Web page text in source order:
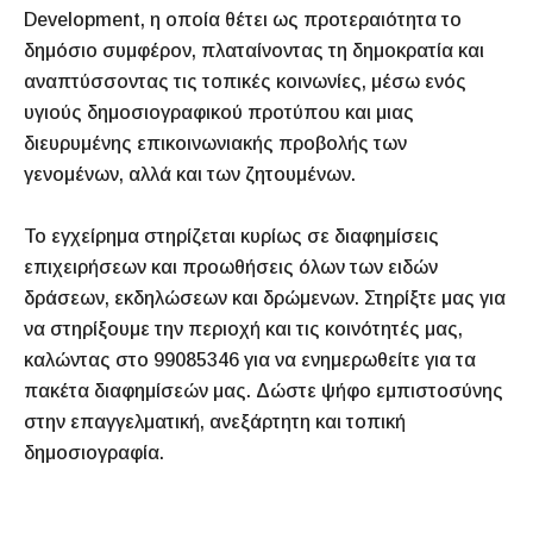
Development, η οποία θέτει ως προτεραιότητα το
δημόσιο συμφέρον, πλαταίνοντας τη δημοκρατία και
αναπτύσσοντας τις τοπικές κοινωνίες, μέσω ενός
υγιούς δημοσιογραφικού προτύπου και μιας
διευρυμένης επικοινωνιακής προβολής των
γενομένων, αλλά και των ζητουμένων.
Το εγχείρημα στηρίζεται κυρίως σε διαφημίσεις
επιχειρήσεων και προωθήσεις όλων των ειδών
δράσεων, εκδηλώσεων και δρώμενων. Στηρίξτε μας για
να στηρίξουμε την περιοχή και τις κοινότητές μας,
καλώντας στο 99085346 για να ενημερωθείτε για τα
πακέτα διαφημίσεών μας. Δώστε ψήφο εμπιστοσύνης
στην επαγγελματική, ανεξάρτητη και τοπική
δημοσιογραφία.